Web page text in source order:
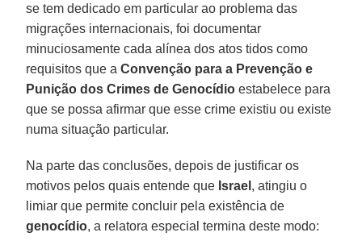
se tem dedicado em particular ao problema das
migrações internacionais, foi documentar
minuciosamente cada alínea dos atos tidos como
requisitos que aConvenção para a Prevenção e
Punição dos Crimes de Genocídio estabelece para
que se possa afirmar que esse crime existiu ou existe
numa situação particular.
Na parte das conclusões, depois de justificar os
motivos pelos quais entende que Israel , atingiu o
limiar que permite concluir pela existência de
genocídio, a relatora especial termina deste modo: